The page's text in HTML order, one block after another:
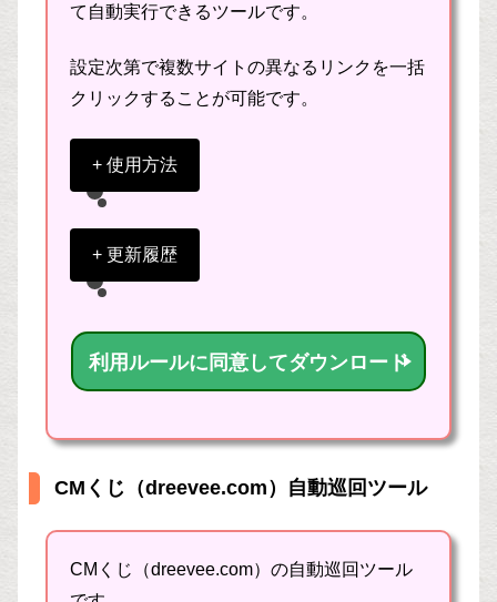
て自動実行できるツールです。
設定次第で複数サイトの異なるリンクを一括
クリックすることが可能です。
+ 使用方法
下記の2ファイル構成です。
・実行ファイル：PT_CLK_ITEM_rev1.UWS
・巡回リスト：PT_CLK_ITEM.txt
巡回リストには、「アドレスのリスト」と
「クリック先URLに含まれる文字」
を「TAB区切り」で入力してご利用くださ
+ 更新履歴
2015/12/20：rev1
新規作成
ブログ巡回を除外しました(自由に利用く
ださい)。
利用ルールに同意してダウンロード
CMくじ（dreevee.com）自動巡回ツール
CMくじ（dreevee.com）の自動巡回ツール